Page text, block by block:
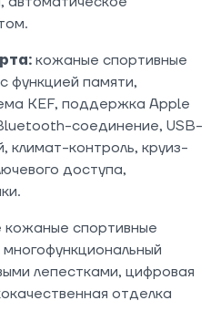
кожаные спортивные
функцией памяти,
KEF, поддержка Apple
соединение, USB-
климат-контроль, круиз-
доступа,
кожаные спортивные
лепестками, цифровая
отделка